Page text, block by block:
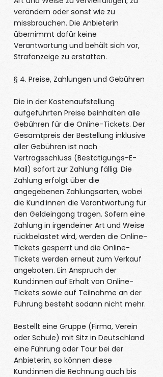
verändern oder sonst wie zu
missbrauchen. Die Anbieterin
übernimmt dafür keine
Verantwortung und behält sich vor,
Strafanzeige zu erstatten.
§ 4. Preise, Zahlungen und Gebühren
Die in der Kostenaufstellung
aufgeführten Preise beinhalten alle
Gebühren für die Online-Tickets. Der
Gesamtpreis der Bestellung inklusive
aller Gebühren ist nach
Vertragsschluss (Bestätigungs-E-
Mail) sofort zur Zahlung fällig. Die
Zahlung erfolgt über die
angegebenen Zahlungsarten, wobei
die Kund:innen die Verantwortung für
den Geldeingang tragen. Sofern eine
Zahlung in irgendeiner Art und Weise
rückbelastet wird, werden die Online-
Tickets gesperrt und die Online-
Tickets werden erneut zum Verkauf
angeboten. Ein Anspruch der
Kund:innen auf Erhalt von Online-
Tickets sowie auf Teilnahme an der
Führung besteht sodann nicht mehr.
Bestellt eine Gruppe (Firma, Verein
oder Schule) mit Sitz in Deutschland
eine Führung oder Tour bei der
Anbieterin, so können diese
Kund:innen die Rechnung auch bis